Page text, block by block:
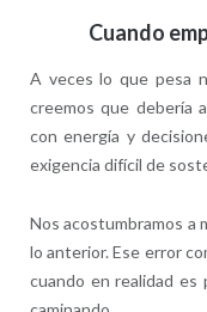
Cuando
A veces lo que pesa
creemos que debería
con energía y
exigencia difícil de
Nos acostumbramos a
lo anterior. Ese error
cuando en realidad